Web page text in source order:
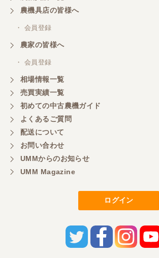
農機具店の皆様へ
・ 会員登録
農家の皆様へ
・ 会員登録
相場情報一覧
売買実績一覧
初めての中古農機ガイド
よくあるご質問
配送について
お問い合わせ
UMMからのお知らせ
UMM Magazine
ログイン